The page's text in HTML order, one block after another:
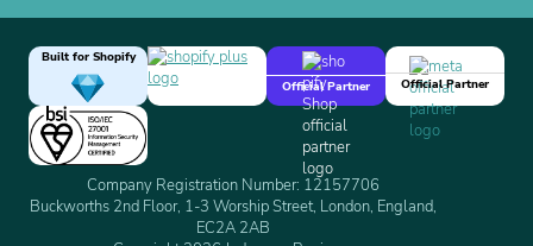
Built for Shopify
Official Partner
Official Partner
Company Registration Number: 12157706
Buckworths 2nd Floor, 1-3 Worship Street, London, England,
EC2A 2AB